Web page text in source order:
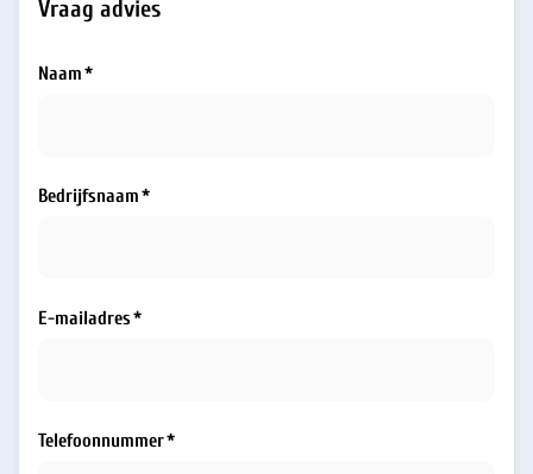
Vraag advies
Naam
Bedrijfsnaam
E-mailadres
Telefoonnummer